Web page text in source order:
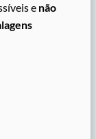
e não